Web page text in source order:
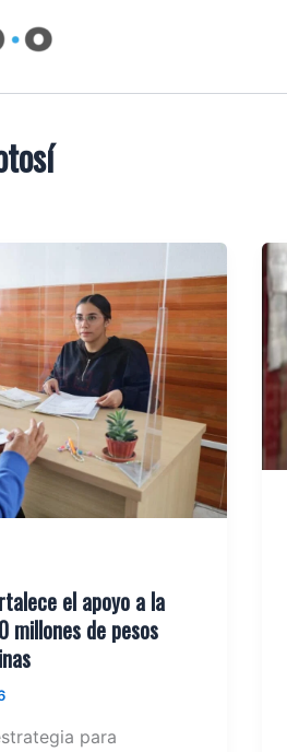
el apoyo a la
millones de pesos
para